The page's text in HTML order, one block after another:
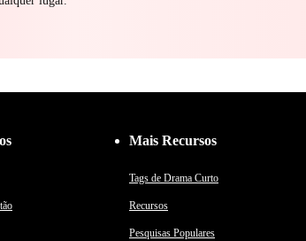
Mais Recursos
Tags de Drama Curto
Recursos
Pesquisas Populares